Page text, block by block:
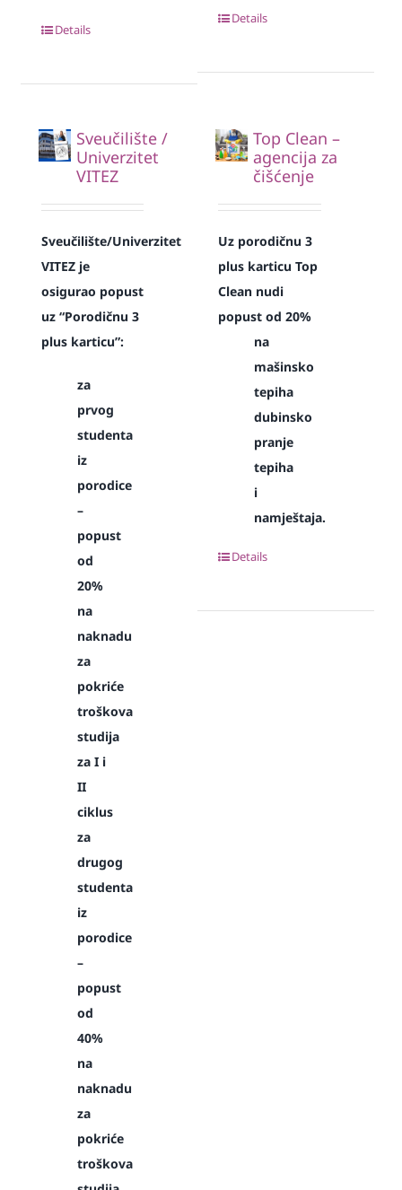
Details
Details
Sveučilište /
Univerzitet
VITEZ
Sveučilište/Univerzitet
VITEZ je
osigurao popust
uz “Porodičnu 3
plus karticu”:
za
prvog
studenta
iz
porodice
–
popust
od
20%
na
naknadu
za
pokriće
troškova
studija
za I i
II
ciklus
za
drugog
studenta
iz
porodice
–
popust
od
40%
na
naknadu
za
pokriće
troškova
Top Clean –
agencija za
čišćenje
Uz porodičnu 3
plus karticu Top
Clean nudi
popust od 20%
na
mašinsko
tepiha
dubinsko
pranje
tepiha
i
namještaja.
Details